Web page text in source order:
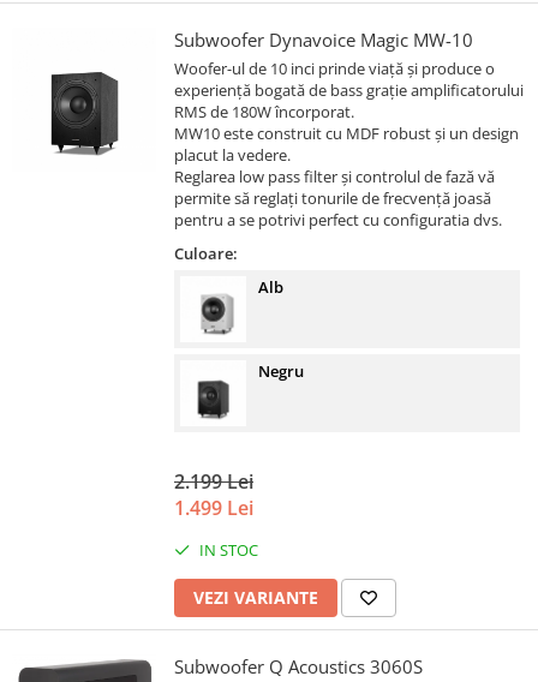
Subwoofer Dynavoice Magic MW-10
Woofer-ul de 10 inci prinde viață și produce o
experiență bogată de bass grație amplificatorului
RMS de 180W încorporat.
MW10 este construit cu MDF robust și un design
placut la vedere.
Reglarea low pass filter și controlul de fază vă
permite să reglați tonurile de frecvență joasă
pentru a se potrivi perfect cu configuratia dvs.
Culoare:
Alb
Negru
2.199 Lei
1.499 Lei
IN STOC
VEZI VARIANTE
Subwoofer Q Acoustics 3060S